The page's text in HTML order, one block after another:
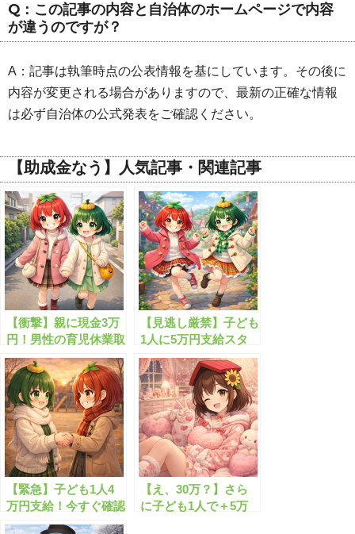
Q：この記事の内容と自治体のホームページで内容
が違うのですが？
A：記事は執筆時点の公表情報を基にしています。その後に
内容が変更される場合がありますので、最新の正確な情報
は必ず自治体の公式発表をご確認ください。
【助成金なう】人気記事・関連記事
【衝撃】親に現金3万
円！男性の育児休業取
得を促進！
【見逃し厳禁】子ども
1人に5万円支給スタ
ート！今すぐチェッ
ク！
【緊急】子ども1人4
万円支給！今すぐ確認
すべき現金給付
【え、30万？】さら
に子ども1人で＋5万